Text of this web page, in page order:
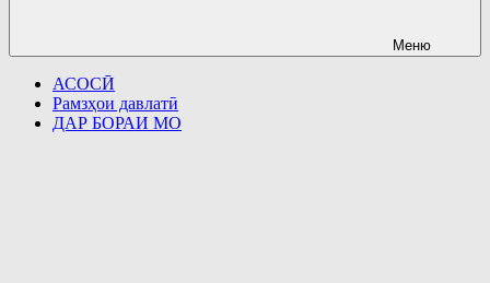
Меню
АСОСӢ
Рамзҳои давлатӣ
ДАР БОРАИ МО